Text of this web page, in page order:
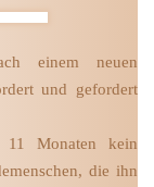
einem neuen
und gefordert
Monaten kein
die ihn